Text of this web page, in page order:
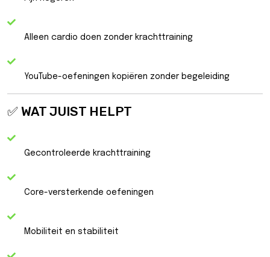
Alleen cardio doen zonder krachttraining
YouTube-oefeningen kopiëren zonder begeleiding
✅ WAT JUIST HELPT
Gecontroleerde krachttraining
Core-versterkende oefeningen
Mobiliteit en stabiliteit